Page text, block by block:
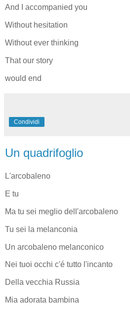
And I accompanied you
Without hesitation
Without ever thinking
That our story
would end
Condividi
Un quadrifoglio
L'arcobaleno
E tu
Ma tu sei meglio dell'arcobaleno
Tu sei la melanconia
Un arcobaleno melanconico
Nei tuoi occhi c'é tutto l'incanto
Della vecchia Russia
Mia adorata bambina